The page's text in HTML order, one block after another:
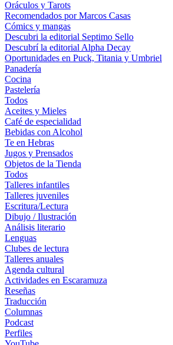
Oráculos y Tarots
Recomendados por Marcos Casas
Cómics y mangas
Descubri la editorial Septimo Sello
Descubrí la editorial Alpha Decay
Oportunidades en Puck, Titania y Umbriel
Panadería
Cocina
Pastelería
Todos
Aceites y Mieles
Café de especialidad
Bebidas con Alcohol
Te en Hebras
Jugos y Prensados
Objetos de la Tienda
Todos
Talleres infantiles
Talleres juveniles
Escritura/Lectura
Dibujo / Ilustración
Análisis literario
Lenguas
Clubes de lectura
Talleres anuales
Agenda cultural
Actividades en Escaramuza
Reseñas
Traducción
Columnas
Podcast
Perfiles